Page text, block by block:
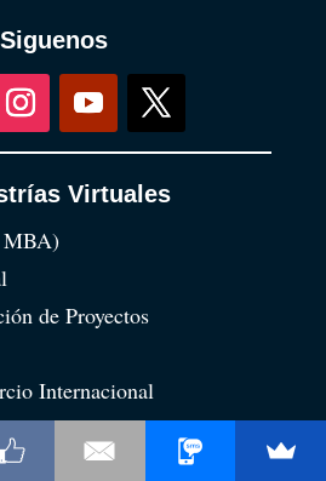
Siguenos
Virtuales
MBA)
de Proyectos
Internacional
Chain Management
y Turismo